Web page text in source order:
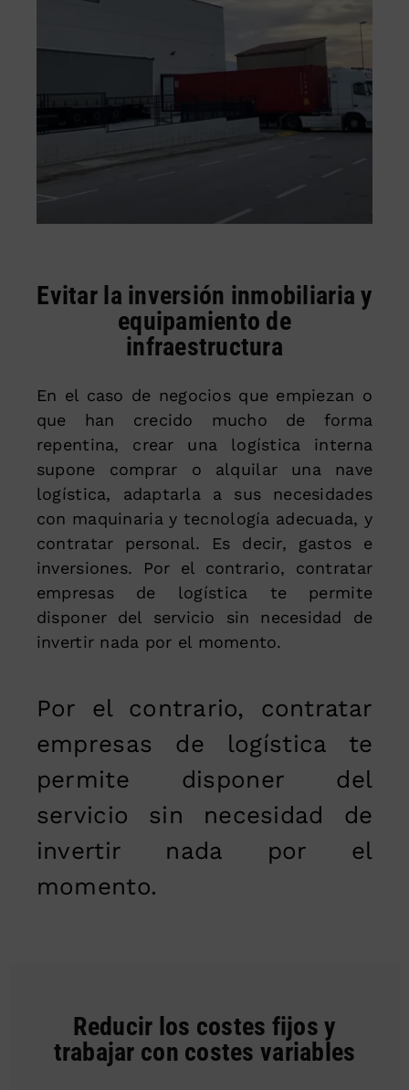
Evitar la inversión inmobiliaria y
equipamiento de
infraestructura
En el caso de negocios que empiezan o
que han crecido mucho de forma
repentina, crear una logística interna
supone comprar o alquilar una nave
logística, adaptarla a sus necesidades
con maquinaria y tecnología adecuada, y
contratar personal. Es decir, gastos e
inversiones. Por el contrario, contratar
empresas de logística te permite
disponer del servicio sin necesidad de
invertir nada por el momento.
Por el contrario, contratar
empresas de logística te
permite disponer del
servicio sin necesidad de
invertir nada por el
momento.
Reducir los costes fijos y
trabajar con costes variables